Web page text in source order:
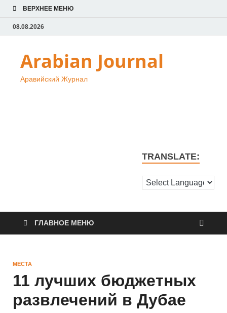
ВЕРХНЕЕ МЕНЮ
08.08.2026
Arabian Journal
Аравийский Журнал
TRANSLATE:
ГЛАВНОЕ МЕНЮ
МЕСТА
11 лучших бюджетных
развлечений в Дубае